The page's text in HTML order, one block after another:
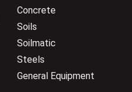
Concrete
Soils
Soilmatic
Steels
General Equipment